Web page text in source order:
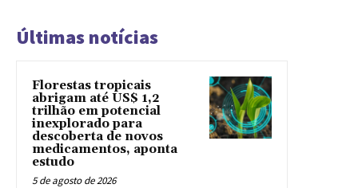
Últimas notícias
Florestas tropicais
abrigam até US$ 1,2
trilhão em potencial
inexplorado para
descoberta de novos
medicamentos, aponta
estudo
5 de agosto de 2026